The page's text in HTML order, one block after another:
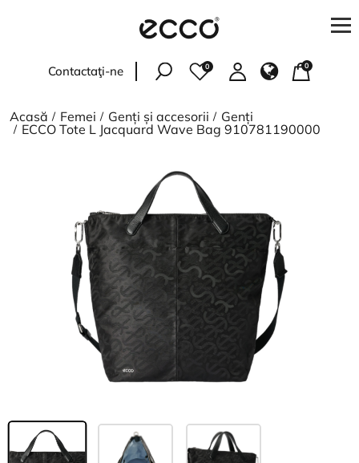
Bărbați
Accesorii
PENTRU CUMPĂRĂTORI
Verificați starea comenzii
Adresele magazinelor
Livrare și plată
Schimb și returnare
Despre noi
Harta site-ului
Contactaţi-ne 0 0
Acasă Femei Genți și accesorii
Genți
ECCO Tote L Jacquard Wave Bag 910781190000